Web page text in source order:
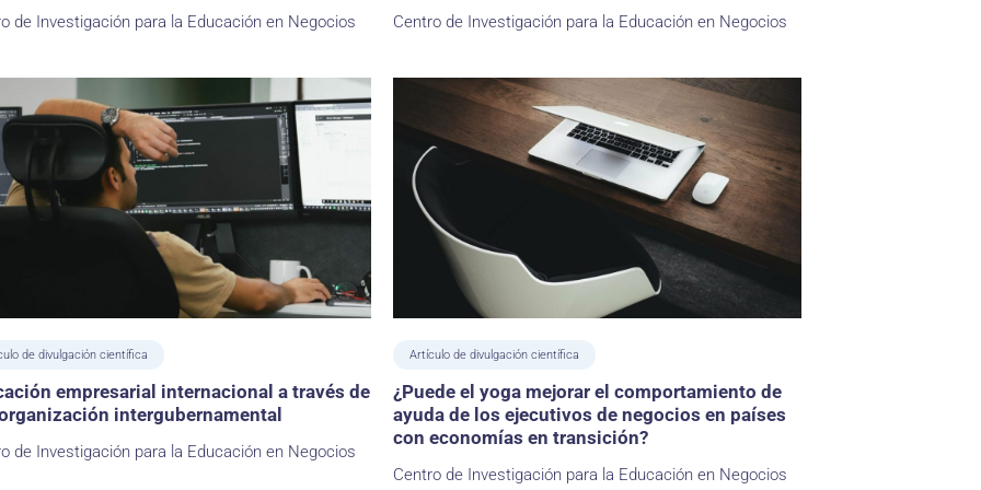
de Investigación para la Educación en Negocios Centro de Investigación para la Educación en Negocios
de divulgación científica
empresarial internacional a través de
intergubernamental
de Investigación para la Educación en Negocios
Artículo de divulgación científica
¿Puede el yoga mejorar el comportamiento de
ayuda de los ejecutivos de negocios en países
con economías en transición?
Centro de Investigación para la Educación en Negocios